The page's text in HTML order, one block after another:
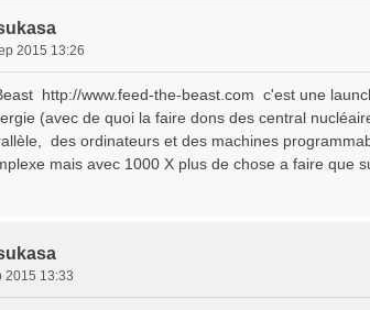
2015 13:26
http://www.feed-the-beast.com c'est une
(avec de quoi la faire dons des central
des ordinateurs et des machines
mais avec 1000 X plus de chose a faire que
2015 13:33